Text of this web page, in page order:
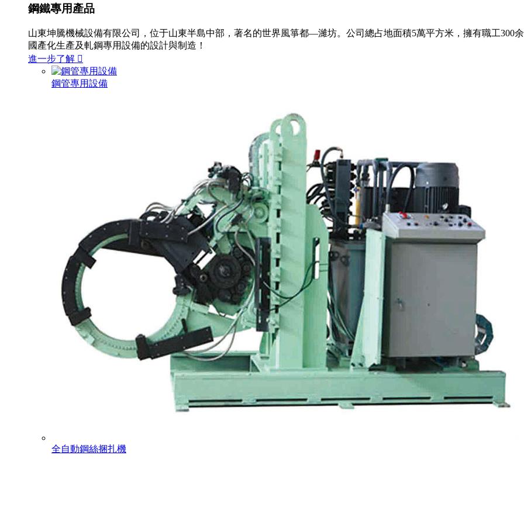
鋼鐵專用產品
山東坤騰機械設備有限公司，位于山東半島中部，著名的世界風箏都—濰坊。公司總占地面積5萬平方米，擁有職工300
國產化生產及軋鋼專用設備的設計與制造！
進一步了解 
鋼管專用設備
全自動鋼絲捆扎機